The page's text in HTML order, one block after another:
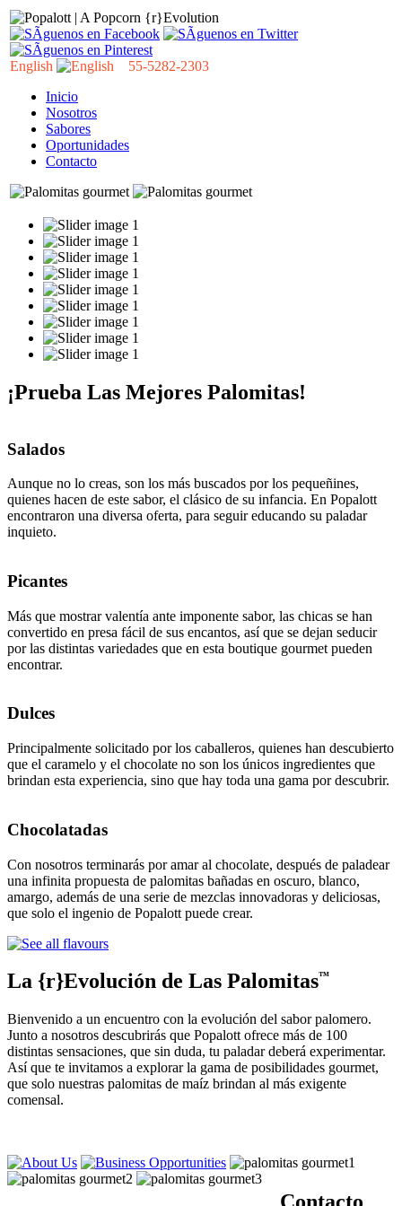
English
55-5282-2303
Inicio
Nosotros
Sabores
Oportunidades
Contacto
¡Prueba Las Mejores Palomitas!
Salados
Aunque no lo creas, son los más buscados por los pequeñines,
quienes hacen de este sabor, el clásico de su infancia. En Popalott
encontraron una diversa oferta, para seguir educando su paladar
inquieto.
Picantes
Más que mostrar valentía ante imponente sabor, las chicas se han
convertido en presa fácil de sus encantos, así que se dejan seducir
por las distintas variedades que en esta boutique gourmet pueden
encontrar.
Dulces
Principalmente solicitado por los caballeros, quienes han descubierto
que el caramelo y el chocolate no son los únicos ingredientes que
brindan esta experiencia, sino que hay toda una gama por descubrir.
Chocolatadas
Con nosotros terminarás por amar al chocolate, después de paladear
una infinita propuesta de palomitas bañadas en oscuro, blanco,
amargo, además de una serie de mezclas innovadoras y deliciosas,
que solo el ingenio de Popalott puede crear.
La {r}Evolución de Las Palomitas™
Bienvenido a un encuentro con la evolución del sabor palomero.
Junto a nosotros descubrirás que Popalott ofrece más de 100
distintas sensaciones, que sin duda, tu paladar deberá experimentar.
Así que te invitamos a explorar la gama de posibilidades gourmet,
que solo nuestras palomitas de maíz brindan al más exigente
comensal.